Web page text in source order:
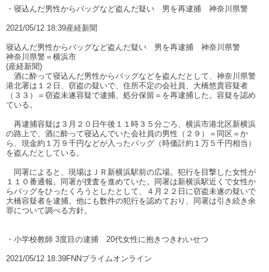
・寝込んだ男性からバッグなど盗んだ疑い 男を再逮捕 神奈川県警
2021/05/12 18:39産経新聞
寝込んだ男性からバッグなど盗んだ疑い 男を再逮捕 神奈川県警
神奈川県警＝横浜市
(産経新聞)
酒に酔って寝込んだ男性からバッグなどを盗んだとして、神奈川県警
港北署は１２日、窃盗の疑いで、住所不定の会社員、大橋悠貴容疑者
（３３）＝窃盗未遂容疑で逮捕、処分保留＝を再逮捕した。容疑を認め
ている。
再逮捕容疑は３月２０日午後１１時３５分ごろ、横浜市港北区新横浜
の路上で、酒に酔って寝込んでいた会社員の男性（２９）＝同区＝か
ら、現金約１万９千円などが入ったバッグ（時価計約１万５千円相当）
を盗んだとしている。
同署によると、現場はＪＲ新横浜駅前の広場。犯行を目撃した女性が
１１０番通報。同署が捜査を進めていた。同署は新横浜駅近くで女性か
らバッグをひったくろうとしたとして、４月２２日に窃盗未遂の疑いで
大橋容疑者を逮捕。他にも数件の犯行を認めており、同署は引き続き余
罪について調べる方針。
・小学校教師 3度目の逮捕 20代女性に抱きつきわいせつ
2021/05/12 18:39FNNプライムオンライン